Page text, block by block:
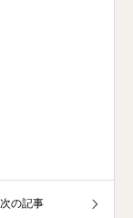
次の記事